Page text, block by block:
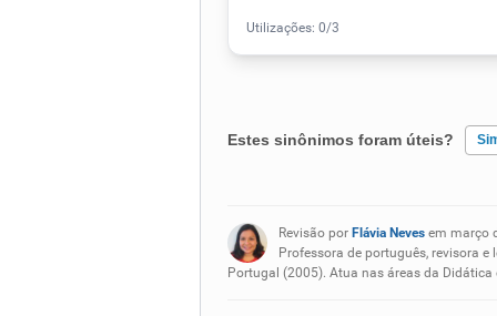
Estes sinônimos foram úteis?
Nenhum dos sinônimos
Revisão por Flávia Nevesem março
Professora de português, revisora
Portugal (2005). Atua nas áreas da Didática